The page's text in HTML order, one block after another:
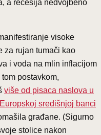
a recesija nedvojbeno
visoke
za rujan tumači kao
i voda na mlin inflacijom
postavkom,
više od pisaca naslova u
središnjoj banci
građane. (Sigurno
stolice nakon